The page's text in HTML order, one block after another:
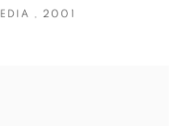
, 2001